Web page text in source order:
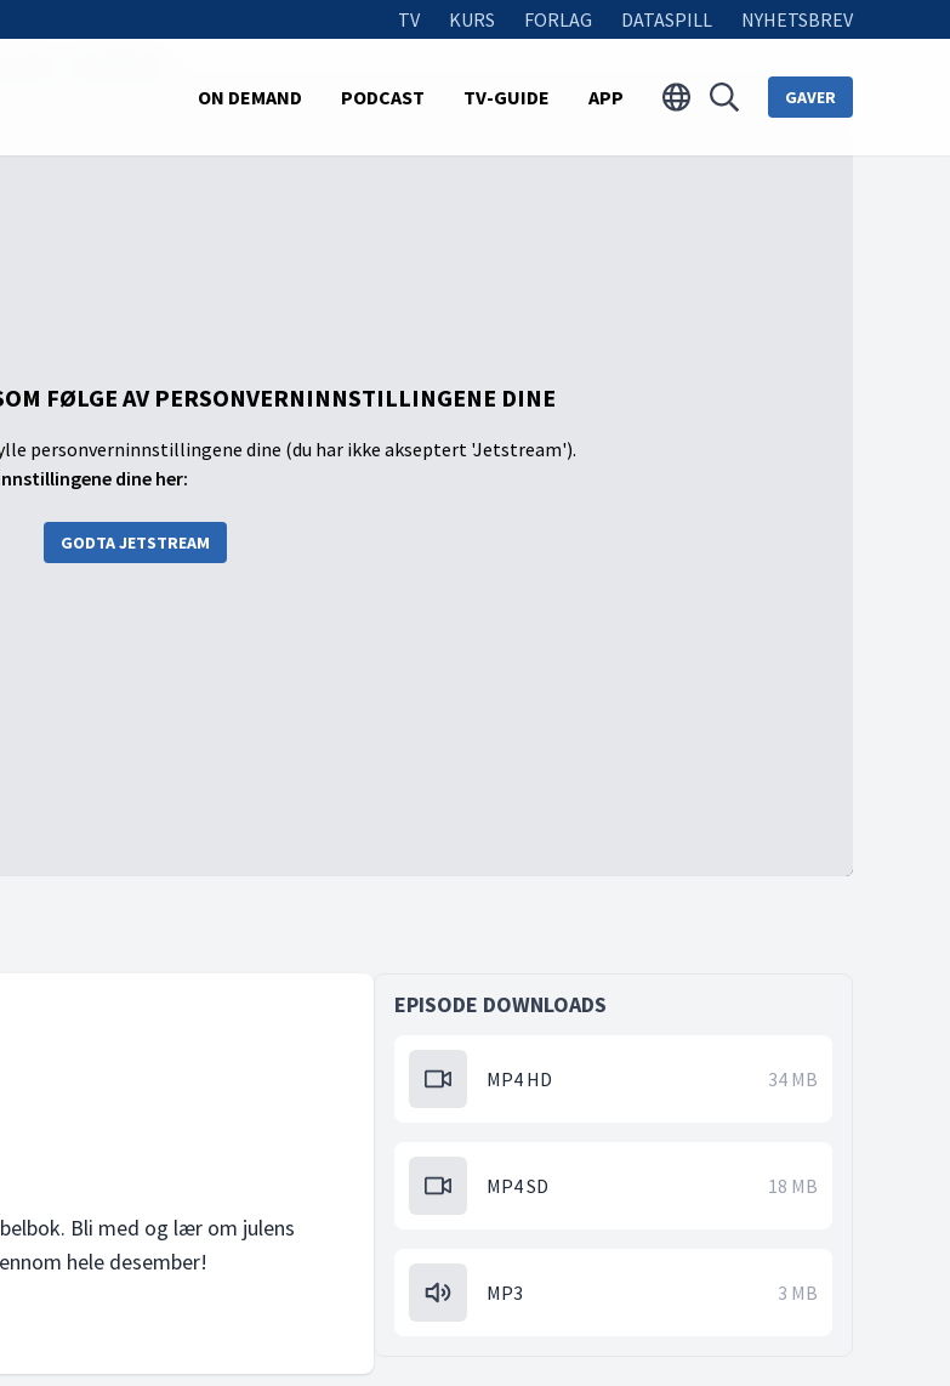
TV KURS FORLAG DATASPILL NYHETSBREV
ON DEMAND PODCAST TV-GUIDE APP GAVER
FØLGE AV PERSONVERNINNSTILLINGENE DINE
personverninnstillingene dine (du har ikke akseptert 'Jetstream').
dine her:
GODTA JETSTREAM
Bli med og lær om julens
hele desember!
EPISODE DOWNLOADS
MP4 HD 34 MB
MP4 SD 18 MB
MP3 3 MB